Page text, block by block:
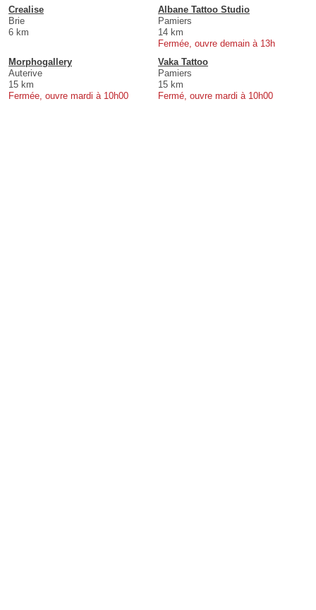
Crealise
Brie
6 km
Albane Tattoo Studio
Pamiers
14 km
Fermée, ouvre demain à 13h
Morphogallery
Auterive
15 km
Fermée, ouvre mardi à 10h00
Vaka Tattoo
Pamiers
15 km
Fermé, ouvre mardi à 10h00